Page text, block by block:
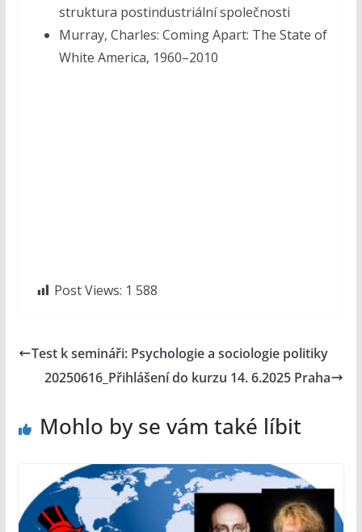
struktura postindustriální společnosti
Murray, Charles: Coming Apart: The State of
White America, 1960–2010
Post Views: 1 588
Test k semináři: Psychologie a sociologie politiky
20250616_Přihlášení do kurzu 14. 6.2025 Praha
Mohlo by se vám také líbit